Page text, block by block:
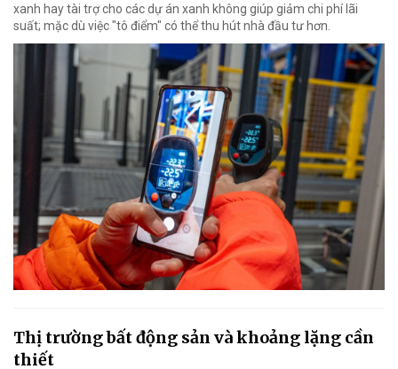
xanh hay tài trợ cho các dự án xanh không giúp giảm chi phí lãi
suất; mặc dù việc "tô điểm" có thể thu hút nhà đầu tư hơn.
Thị trường bất động sản và khoảng lặng cần
thiết